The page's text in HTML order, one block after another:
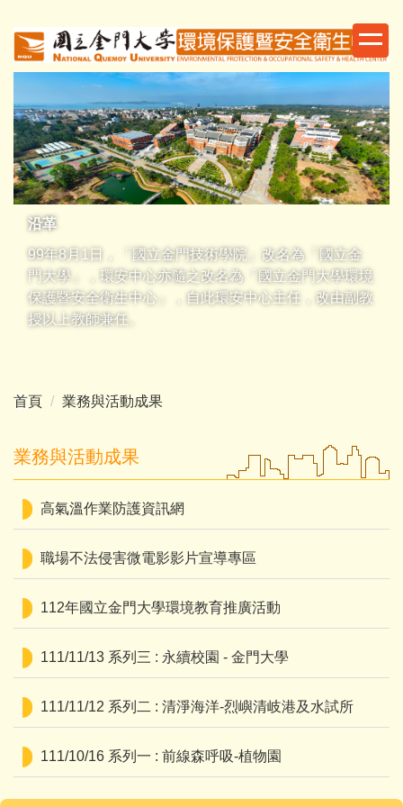
到
主
容
區
沿革
99年8月1日，「國立金門技術學院」改名為「國立金
門大學」，環安中心亦隨之改名為「國立金門大學環境
保護暨安全衛生中心」，自此環安中心主任，改由副教
授以上教師兼任。
首頁 業務與活動成果
業務與活動成果
高氣溫作業防護資訊網
職場不法侵害微電影影片宣導專區
112年國立金門大學環境教育推廣活動
111/11/13 系列三 : 永續校園 - 金門大學
111/11/12 系列二 : 清淨海洋-烈嶼清岐港及水試所
111/10/16 系列一 : 前線森呼吸-植物園